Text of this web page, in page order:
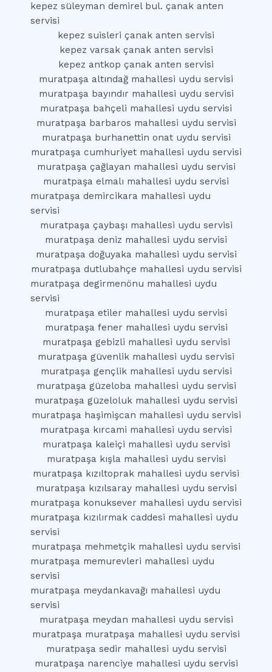
kepez süleyman demirel bul. çanak anten
servisi
kepez suisleri çanak anten servisi
kepez varsak çanak anten servisi
kepez antkop çanak anten servisi
muratpaşa altındağ mahallesi uydu servisi
muratpaşa bayındır mahallesi uydu servisi
muratpaşa bahçeli mahallesi uydu servisi
muratpaşa barbaros mahallesi uydu servisi
muratpaşa burhanettin onat uydu servisi
muratpaşa cumhuriyet mahallesi uydu servisi
muratpaşa çağlayan mahallesi uydu servisi
muratpaşa elmalı mahallesi uydu servisi
muratpaşa demircikara mahallesi uydu
servisi
muratpaşa çaybaşı mahallesi uydu servisi
muratpaşa deniz mahallesi uydu servisi
muratpaşa doğuyaka mahallesi uydu servisi
muratpaşa dutlubahçe mahallesi uydu servisi
muratpaşa degirmenönu mahallesi uydu
servisi
muratpaşa etiler mahallesi uydu servisi
muratpaşa fener mahallesi uydu servisi
muratpaşa gebizli mahallesi uydu servisi
muratpaşa güvenlik mahallesi uydu servisi
muratpaşa gençlik mahallesi uydu servisi
muratpaşa güzeloba mahallesi uydu servisi
muratpaşa güzeloluk mahallesi uydu servisi
muratpaşa haşimişcan mahallesi uydu servisi
muratpaşa kırcami mahallesi uydu servisi
muratpaşa kaleiçi mahallesi uydu servisi
muratpaşa kışla mahallesi uydu servisi
muratpaşa kızıltoprak mahallesi uydu servisi
muratpaşa kızılsaray mahallesi uydu servisi
muratpaşa konuksever mahallesi uydu servisi
muratpaşa kızılırmak caddesi mahallesi uydu
servisi
muratpaşa mehmetçik mahallesi uydu servisi
muratpaşa memurevleri mahallesi uydu
servisi
muratpaşa meydankavağı mahallesi uydu
servisi
muratpaşa meydan mahallesi uydu servisi
muratpaşa muratpaşa mahallesi uydu servisi
muratpaşa sedir mahallesi uydu servisi
muratpaşa narenciye mahallesi uydu servisi